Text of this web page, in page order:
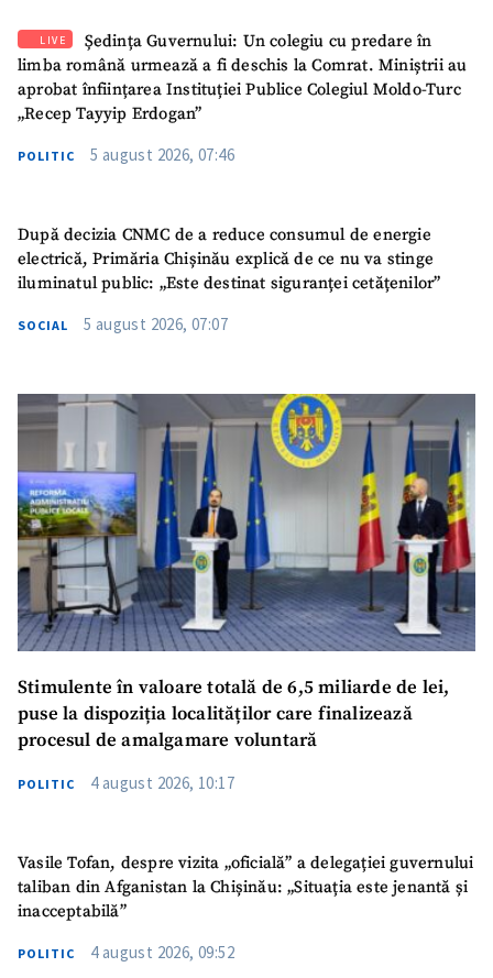
LIVE
Ședința Guvernului: Un colegiu cu predare în
limba română urmează a fi deschis la Comrat. Miniștrii au
aprobat înființarea Instituției Publice Colegiul Moldo-Turc
„Recep Tayyip Erdogan”
POLITIC 5 august 2026, 07:46
După decizia CNMC de a reduce consumul de energie
electrică, Primăria Chișinău explică de ce nu va stinge
iluminatul public: „Este destinat siguranței cetățenilor”
SOCIAL 5 august 2026, 07:07
Stimulente în valoare totală de 6,5 miliarde de lei,
puse la dispoziția localităților care finalizează
procesul de amalgamare voluntară
POLITIC 4 august 2026, 10:17
Vasile Tofan, despre vizita „oficială” a delegației guvernului
taliban din Afganistan la Chișinău: „Situația este jenantă și
inacceptabilă”
POLITIC 4 august 2026, 09:52